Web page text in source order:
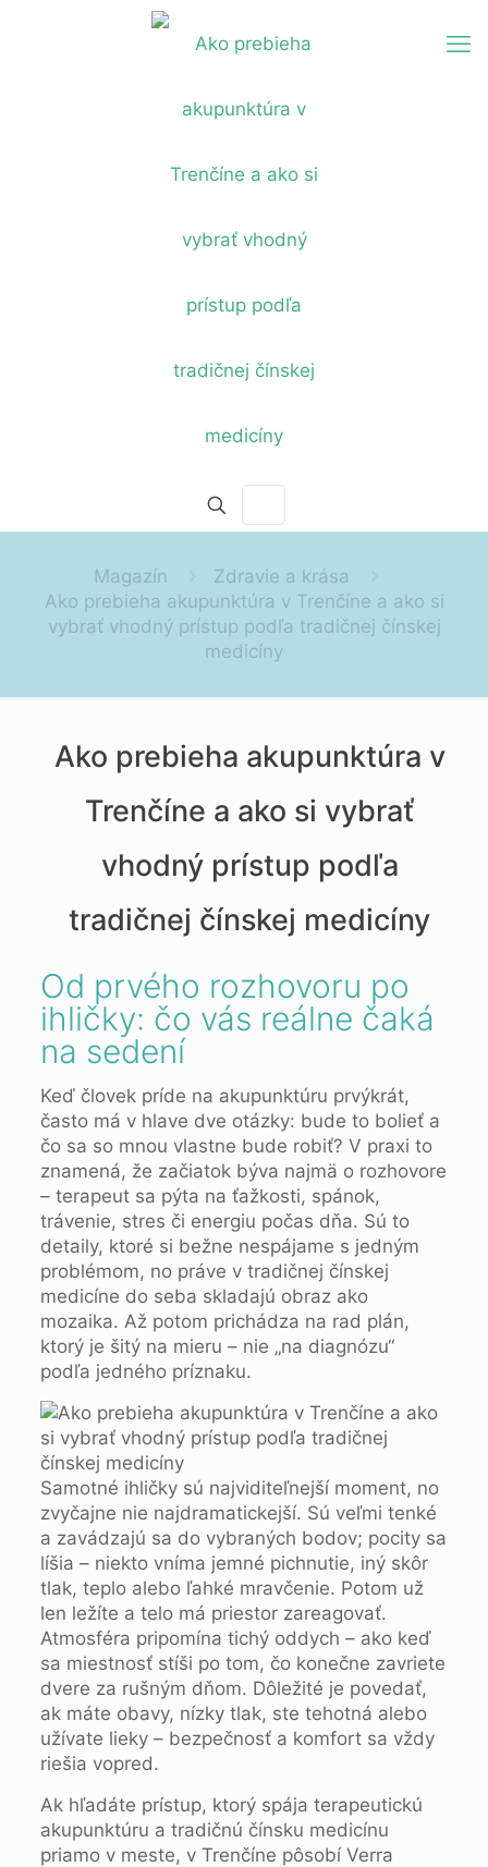
Magazín
Zdravie a krása
Ako prebieha akupunktúra v Trenčíne a ako si
vybrať vhodný prístup podľa tradičnej čínskej
medicíny
Ako prebieha akupunktúra v
Trenčíne a ako si vybrať
vhodný prístup podľa
tradičnej čínskej medicíny
Od prvého rozhovoru po
ihličky: čo vás reálne čaká
na sedení
Keď človek príde na akupunktúru prvýkrát,
často má v hlave dve otázky: bude to bolieť a
čo sa so mnou vlastne bude robiť? V praxi to
znamená, že začiatok býva najmä o rozhovore
– terapeut sa pýta na ťažkosti, spánok,
trávenie, stres či energiu počas dňa. Sú to
detaily, ktoré si bežne nespájame s jedným
problémom, no práve v tradičnej čínskej
medicíne do seba skladajú obraz ako
mozaika. Až potom prichádza na rad plán,
ktorý je šitý na mieru – nie „na diagnózu“
podľa jedného príznaku.
Samotné ihličky sú najviditeľnejší moment, no
zvyčajne nie najdramatickejší. Sú veľmi tenké
a zavádzajú sa do vybraných bodov; pocity sa
líšia – niekto vníma jemné pichnutie, iný skôr
tlak, teplo alebo ľahké mravčenie. Potom už
len ležíte a telo má priestor zareagovať.
Atmosféra pripomína tichý oddych – ako keď
sa miestnosť stíši po tom, čo konečne zavriete
dvere za rušným dňom. Dôležité je povedať,
ak máte obavy, nízky tlak, ste tehotná alebo
užívate lieky – bezpečnosť a komfort sa vždy
riešia vopred.
Ak hľadáte prístup, ktorý spája terapeutickú
akupunktúru a tradičnú čínsku medicínu
priamo v meste, v Trenčíne pôsobí Verra